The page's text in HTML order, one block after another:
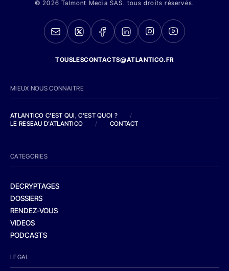
© 2026 Talmont Media SAS. tous droits réservés.
TOUSLESCONTACTS@ATLANTICO.FR
MIEUX NOUS CONNAITRE
ATLANTICO C'EST QUI, C'EST QUOI ?
/
LE RESEAU D'ATLANTICO
/ CONTACT
CATEGORIES
DECRYPTAGES
DOSSIERS
RENDEZ-VOUS
VIDEOS
PODCASTS
LEGAL